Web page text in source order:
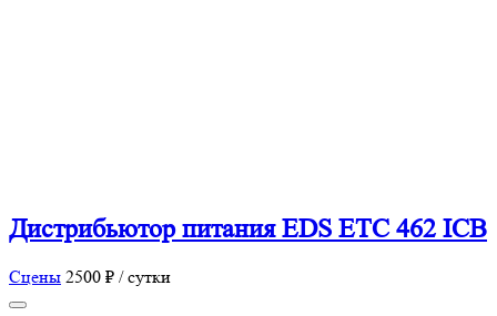
Дистрибьютор питания EDS ETC 462 ICB
Сцены 2500 ₽ / сутки